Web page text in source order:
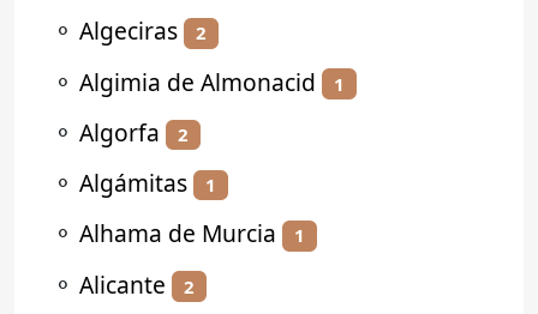
⚬ Algeciras 2
⚬ Algimia de Almonacid 1
⚬ Algorfa 2
⚬ Algámitas 1
⚬ Alhama de Murcia 1
⚬ Alicante 2